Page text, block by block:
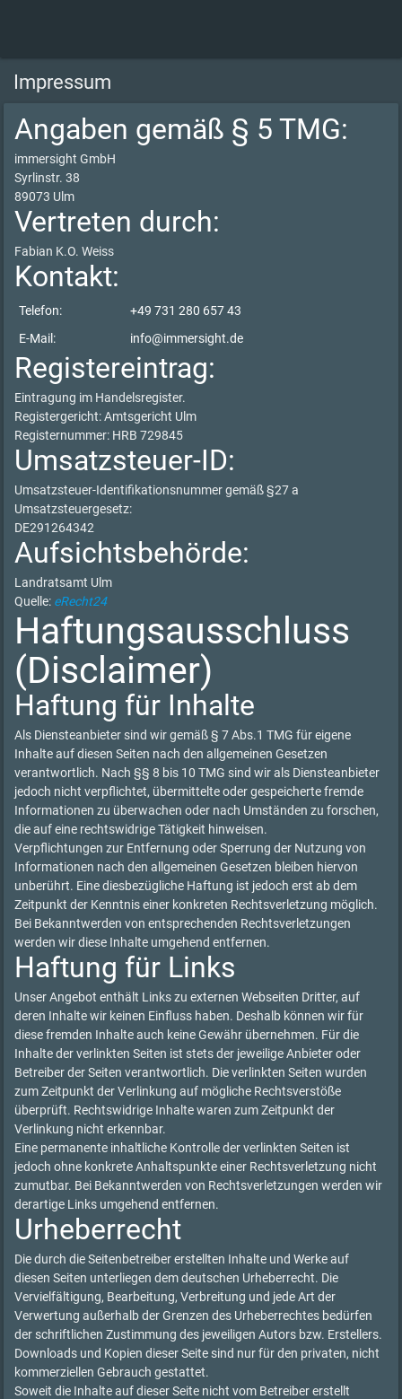
Impressum
Angaben gemäß § 5 TMG:
immersight GmbH
Syrlinstr. 38
89073 Ulm
Vertreten durch:
Fabian K.O. Weiss
Kontakt:
Telefon:
+49 731 280 657 43
E-Mail:
info@immersight.de
Registereintrag:
Eintragung im Handelsregister.
Registergericht: Amtsgericht Ulm
Registernummer: HRB 729845
Umsatzsteuer-ID:
Umsatzsteuer-Identifikationsnummer gemäß §27 a
Umsatzsteuergesetz:
DE291264342
Aufsichtsbehörde:
Landratsamt Ulm
Quelle: eRecht24
Haftungsausschluss
(Disclaimer)
Haftung für Inhalte
Als Diensteanbieter sind wir gemäß § 7 Abs.1 TMG für eigene
Inhalte auf diesen Seiten nach den allgemeinen Gesetzen
verantwortlich. Nach §§ 8 bis 10 TMG sind wir als Diensteanbieter
jedoch nicht verpflichtet, übermittelte oder gespeicherte fremde
Informationen zu überwachen oder nach Umständen zu forschen,
die auf eine rechtswidrige Tätigkeit hinweisen.
Verpflichtungen zur Entfernung oder Sperrung der Nutzung von
Informationen nach den allgemeinen Gesetzen bleiben hiervon
unberührt. Eine diesbezügliche Haftung ist jedoch erst ab dem
Zeitpunkt der Kenntnis einer konkreten Rechtsverletzung möglich.
Bei Bekanntwerden von entsprechenden Rechtsverletzungen
werden wir diese Inhalte umgehend entfernen.
Haftung für Links
Unser Angebot enthält Links zu externen Webseiten Dritter, auf
deren Inhalte wir keinen Einfluss haben. Deshalb können wir für
diese fremden Inhalte auch keine Gewähr übernehmen. Für die
Inhalte der verlinkten Seiten ist stets der jeweilige Anbieter oder
Betreiber der Seiten verantwortlich. Die verlinkten Seiten wurden
zum Zeitpunkt der Verlinkung auf mögliche Rechtsverstöße
überprüft. Rechtswidrige Inhalte waren zum Zeitpunkt der
Verlinkung nicht erkennbar.
Eine permanente inhaltliche Kontrolle der verlinkten Seiten ist
jedoch ohne konkrete Anhaltspunkte einer Rechtsverletzung nicht
zumutbar. Bei Bekanntwerden von Rechtsverletzungen werden wir
derartige Links umgehend entfernen.
Urheberrecht
Die durch die Seitenbetreiber erstellten Inhalte und Werke auf
diesen Seiten unterliegen dem deutschen Urheberrecht. Die
Vervielfältigung, Bearbeitung, Verbreitung und jede Art der
Verwertung außerhalb der Grenzen des Urheberrechtes bedürfen
der schriftlichen Zustimmung des jeweiligen Autors bzw. Erstellers.
Downloads und Kopien dieser Seite sind nur für den privaten, nicht
kommerziellen Gebrauch gestattet.
Soweit die Inhalte auf dieser Seite nicht vom Betreiber erstellt